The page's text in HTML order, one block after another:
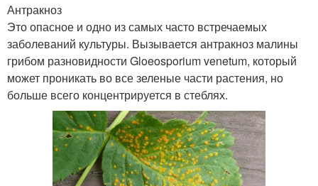
Антракноз
Это опасное и одно из самых часто встречаемых
заболеваний культуры. Вызывается антракноз малины
грибом разновидности Gloeosporium venetum, который
может проникать во все зеленые части растения, но
больше всего концентрируется в стеблях.